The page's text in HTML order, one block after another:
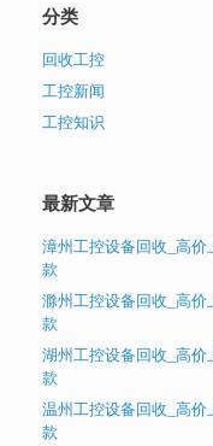
分类
回收工控
工控新闻
工控知识
最新文章
漳州工控设备回收_高
款
滁州工控设备回收_高
款
湖州工控设备回收_高
款
温州工控设备回收_高
款